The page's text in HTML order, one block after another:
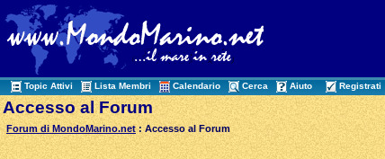
Topic Attivi Lista Membri Calendario Cerca Aiuto Registrati
Accesso al Forum
Forum di MondoMarino.net : Accesso al Forum